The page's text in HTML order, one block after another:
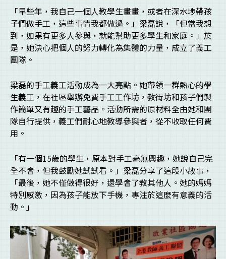
「早些年，我自己一個人教學生畫畫，或者在深水埗帶孩
子們做手工，這些事情我都做過。」梁磊說，「但當我想
到，如果有更多人參與，就能幫助更多學生和家庭。」於
是，她決心把個人的努力轉化為集體的力量，成立了義工
團隊。
梁磊的手工義工活動成為一大亮點。她帶領一群熱心的學
生義工，在社區舉辦免費手工工作坊，教街坊和孩子們製
作簡單又有趣的手工藝品。活動所需的原材料全由她和團
隊自行提供，義工們耐心地教導參與者，從不收取任何費
用。
「有一個15歲的學生，原本對手工毫無興趣，她說自己完
全不會，但我鼓勵她試試看。」梁磊分享了這段小故事，
「最後，她不僅做得很好，還學會了教其他人。她的媽媽
特別感激，因為孩子能放下手機，專注於這麼有意義的活
動。」